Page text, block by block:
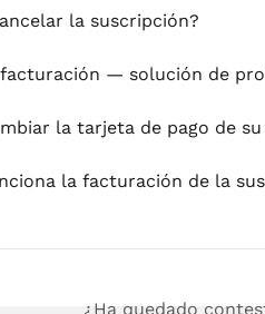
la suscripción?
facturación — solución de
la tarjeta de pago de
la facturación de la
¿Ha quedado